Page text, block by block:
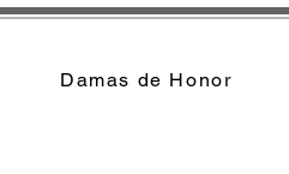
Damas de Honor